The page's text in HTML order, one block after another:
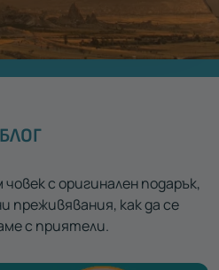
БЛОГ
с оригинален подарък,
преживявания, как да се
с приятели.